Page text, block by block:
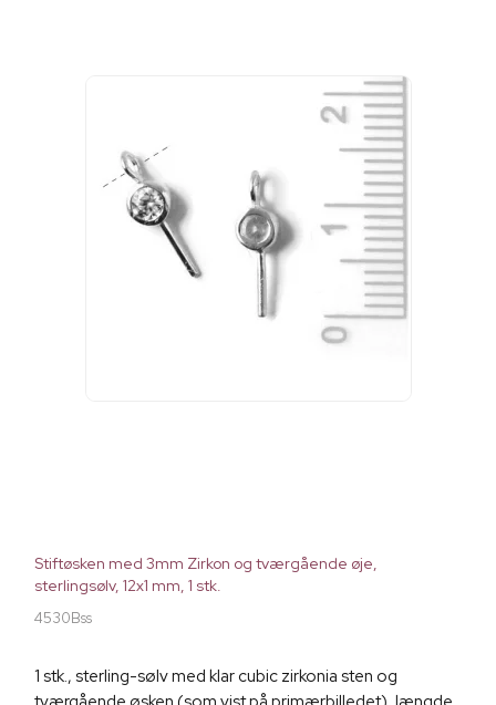
Stiftøsken med 3mm Zirkon og tværgående øje,
sterlingsølv, 12x1 mm, 1 stk.
4530Bss
1 stk., sterling-sølv med klar cubic zirkonia sten og